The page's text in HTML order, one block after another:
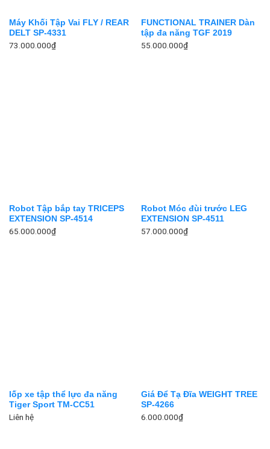
Máy Khối Tập Vai FLY / REAR
DELT SP-4331
73.000.000₫
FUNCTIONAL TRAINER Dàn
tập đa năng TGF 2019
55.000.000₫
Robot Tập bắp tay TRICEPS
EXTENSION SP-4514
65.000.000₫
Robot Móc đùi trước LEG
EXTENSION SP-4511
57.000.000₫
lốp xe tập thể lực đa năng
Tiger Sport TM-CC51
Liên hệ
Giá Để Tạ Đĩa WEIGHT TREE
SP-4266
6.000.000₫